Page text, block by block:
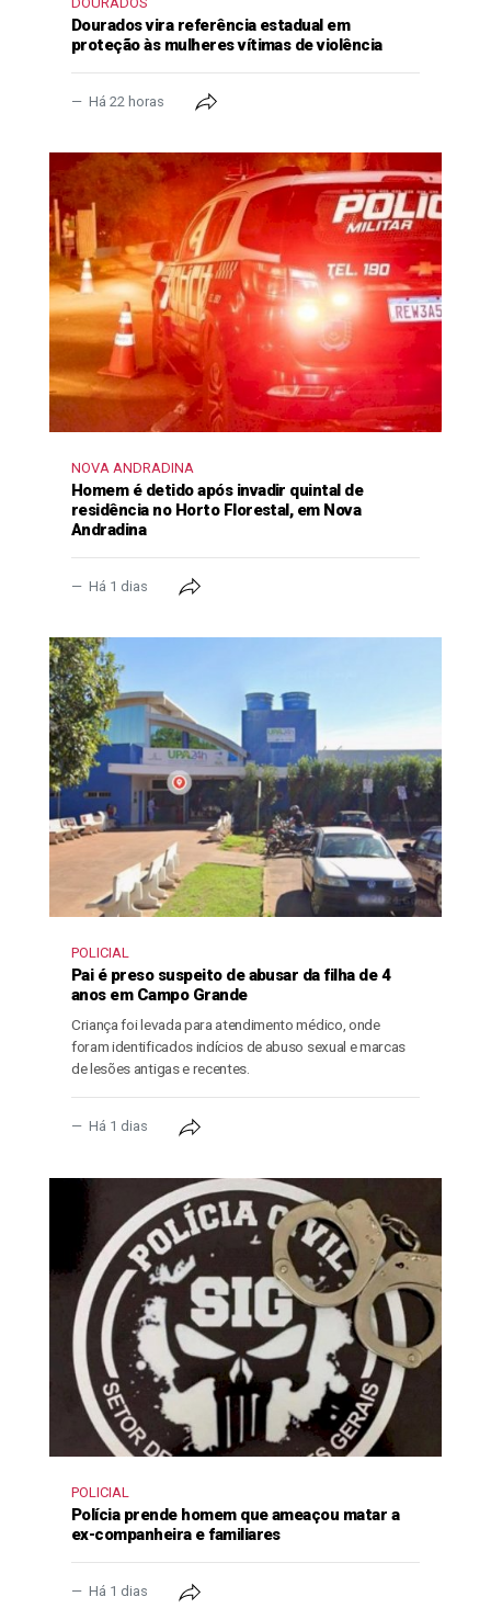
Dourados vira referência estadual em
proteção às mulheres vítimas de violência
Há 22 horas
NOVA ANDRADINA
Homem é detido após invadir quintal de
residência no Horto Florestal, em Nova
Andradina
Há 1 dias
POLICIAL
Pai é preso suspeito de abusar da filha de 4
anos em Campo Grande
Criança foi levada para atendimento médico, onde
foram identificados indícios de abuso sexual e marcas
de lesões antigas e recentes.
Há 1 dias
POLICIAL
Polícia prende homem que ameaçou matar a
ex-companheira e familiares
Há 1 dias